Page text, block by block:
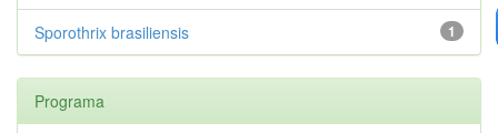
1
Sporothrix brasiliensis
Programa